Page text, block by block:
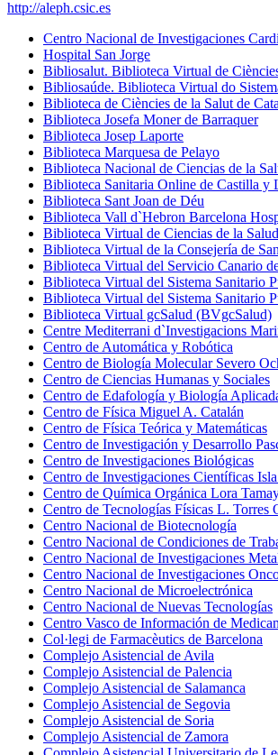
http://aleph.csic.es
Centro Nacional de Investigaciones
Hospital San Jorge
Bibliosalut. Biblioteca Virtual de
Bibliosaúde. Biblioteca Virtual do
Biblioteca de Ciències de la Salut de
Biblioteca Josefa Moner de Barraquer
Biblioteca Josep Laporte
Biblioteca Marquesa de Pelayo
Biblioteca Nacional de Ciencias de la
Biblioteca Sanitaria Online de Castilla y
Biblioteca Sant Joan de Déu
Biblioteca Vall d`Hebron Barcelona
Biblioteca Virtual de Ciencias de la
Biblioteca Virtual de la Consejería de
Biblioteca Virtual del Servicio Canario
Biblioteca Virtual del Sistema Sanitario
Biblioteca Virtual del Sistema Sanitario
Biblioteca Virtual gcSalud (BVgcSalud)
Centre Mediterrani d`Investigacions
Centro de Automática y Robótica
Centro de Biología Molecular Severo
Centro de Ciencias Humanas y Sociales
Centro de Edafología y Biología
Centro de Física Miguel A. Catalán
Centro de Física Teórica y Matemáticas
Centro de Investigación y Desarrollo
Centro de Investigaciones Biológicas
Centro de Investigaciones Científicas
Centro de Química Orgánica Lora
Centro de Tecnologías Físicas L. Torres
Centro Nacional de Biotecnología
Centro Nacional de Condiciones de
Centro Nacional de Investigaciones
Centro Nacional de Investigaciones
Centro Nacional de Microelectrónica
Centro Nacional de Nuevas Tecnologías
Centro Vasco de Información de
Col·legi de Farmacèutics de Barcelona
Complejo Asistencial de Avila
Complejo Asistencial de Palencia
Complejo Asistencial de Salamanca
Complejo Asistencial de Segovia
Complejo Asistencial de Soria
Complejo Asistencial de Zamora